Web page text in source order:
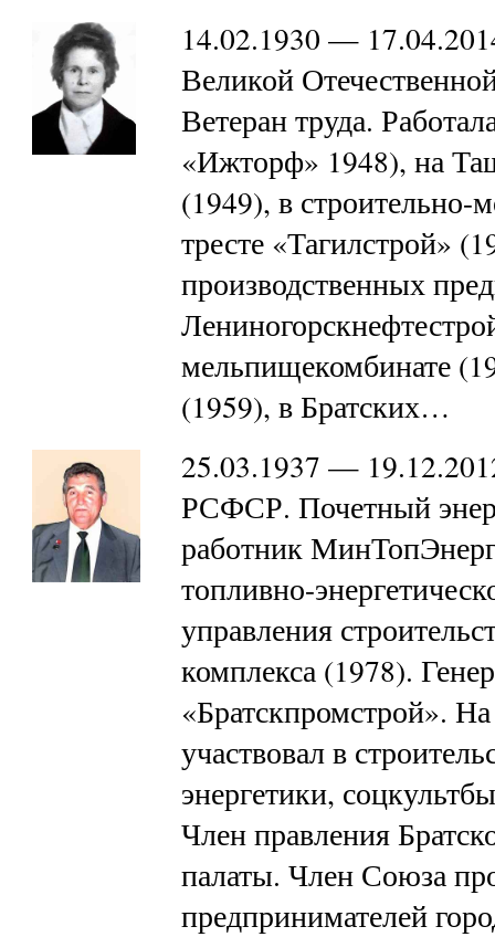
14.02.1930 —
Великой
Ветеран труда.
«Ижторф» 1948), на
(1949), в
тресте «Тагилстрой»
производственных
мельпищекомбинате
(1959), в Братских…
25.03.1937 —
РСФСР. Почетный
работник
топливно-
управления
комплекса (1978).
«Братскпромстрой».
участвовал в
энергетики,
Член правления
палаты. Член Союза
предпринимателей